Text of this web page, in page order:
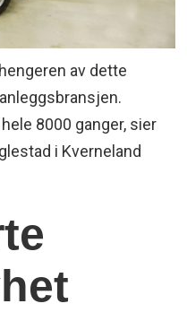
av dette
8000 ganger, sier
i Kverneland